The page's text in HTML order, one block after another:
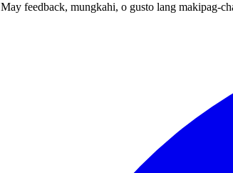
May feedback, mungkahi, o gusto lang makipag-